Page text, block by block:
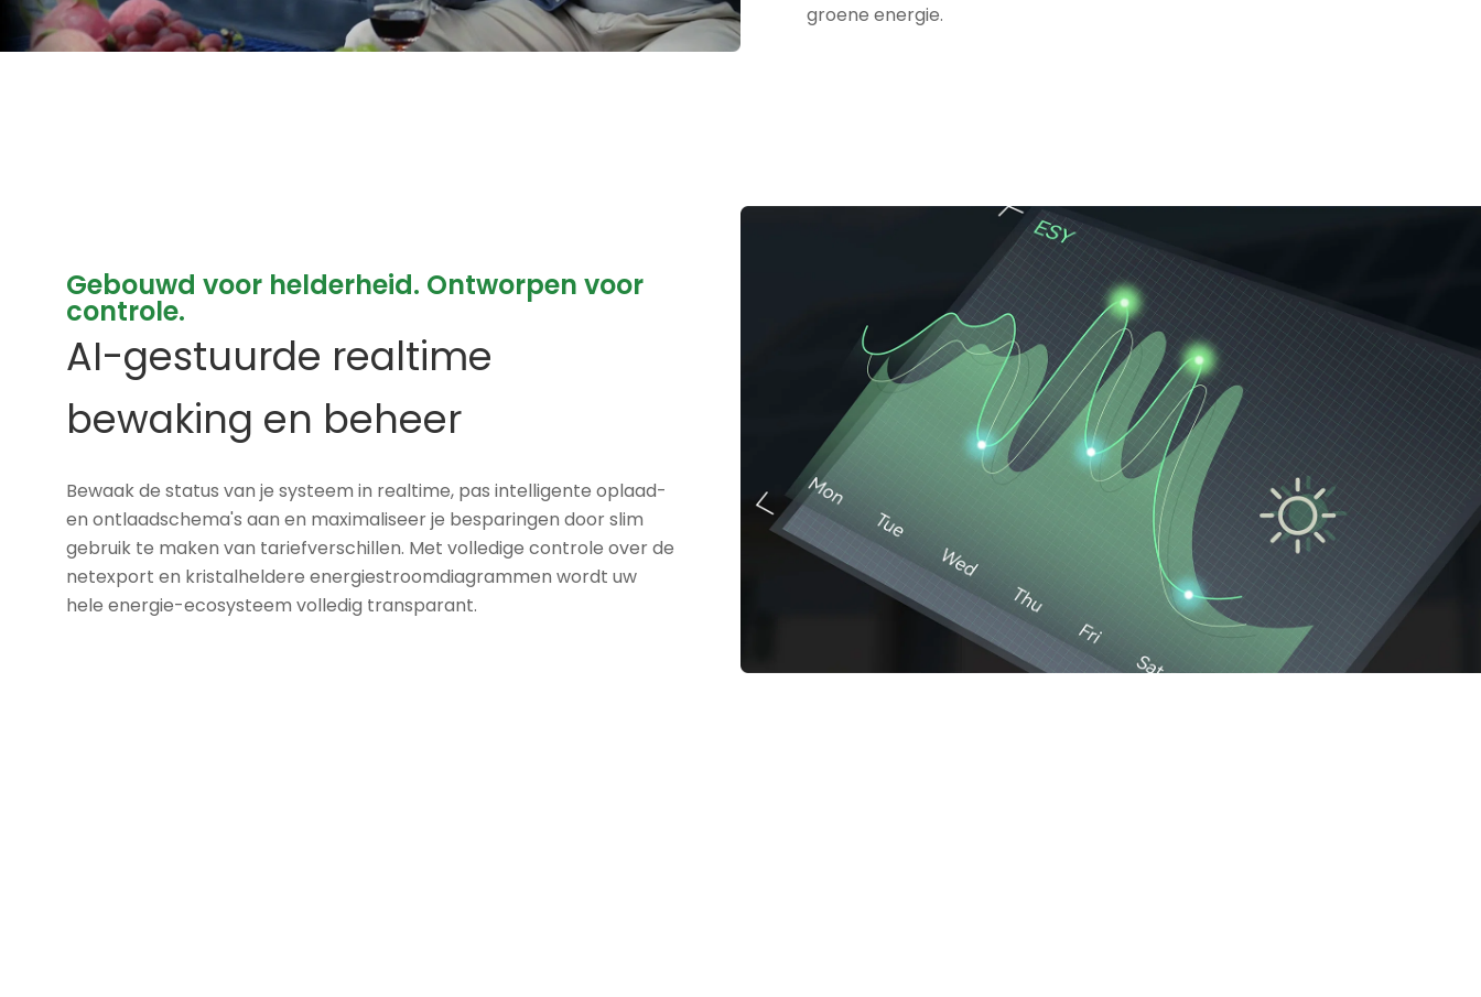
groene energie.
Gebouwd voor helderheid. Ontworpen voor
controle.
AI-gestuurde realtime
bewaking en beheer
Bewaak de status van je systeem in realtime, pas intelligente oplaad-
en ontlaadschema's aan en maximaliseer je besparingen door slim
gebruik te maken van tariefverschillen. Met volledige controle over de
netexport en kristalheldere energiestroomdiagrammen wordt uw
hele energie-ecosysteem volledig transparant.